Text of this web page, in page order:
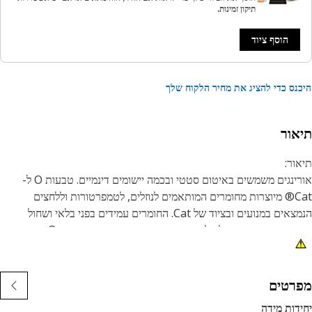
תיקון זמינות.
הוסף ציוד
כדי להציג את מחיר הלקוח שלך
אורינגים משמשים באיטום סטטי ובכמה יישומים דינמיים. טבעות O ל-
Cat® מיוצרות מחומרים המותאמים לנוזלים, לטמפרטורות וללחצים
הנמצאים במנועים ובציוד של Cat. החומרים עמידים בפני בלאי ושחול
ומספקים עמידות מעולה לסט דחיסת האטמים. בנוסף, טבעות O מסוימות
הטבעת שלנו מיוצרים בעקביות במידות שיוצרות רמות גבוהות של
מידה